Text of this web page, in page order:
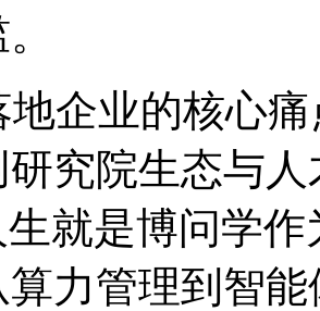
企业的核心痛
研究院生态与
就是博问学作
算力管理到智